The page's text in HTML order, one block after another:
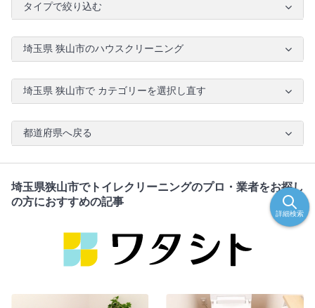
タイプで絞り込む
埼玉県 狭山市のハウスクリーニング
埼玉県 狭山市で カテゴリーを選択し直す
都道府県へ戻る
埼玉県狭山市でトイレクリーニングのプロ・業者をお探し
の方におすすめの記事
詳細検索